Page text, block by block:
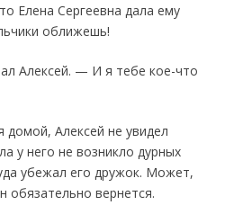
Елена Сергеев­на дала ему
обли­жешь!
Алексей. — И я тебе кое-­что
Алексей не увидел
у него не возник­ло дурных
убежал его дружок. Может,
обязатель­но вернется.